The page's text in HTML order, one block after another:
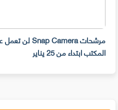
المكتب ابتداء من 25 يناير